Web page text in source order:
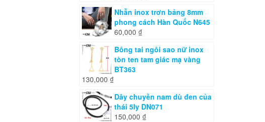
Nhẫn inox trơn bảng 8mm
phong cách Hàn Quốc N645
60,000 ₫
Bông tai ngôi sao nữ inox
tòn ten tam giác mạ vàng
BT363
130,000 ₫
Dây chuyền nam dù đen của
thái 5ly DN071
150,000 ₫